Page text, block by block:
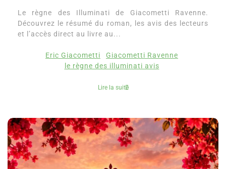
Le règne des Illuminati de Giacometti Ravenne.
Découvrez le résumé du roman, les avis des lecteurs
et l’accès direct au livre au...
Eric Giacometti
Giacometti Ravenne
le règne des illuminati avis
Lire la suite